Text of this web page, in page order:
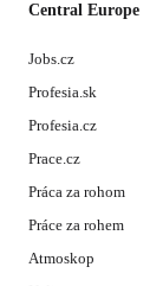
Central Europe
Jobs.cz
Profesia.sk
Profesia.cz
Prace.cz
Práca za rohom
Práce za rohem
Atmoskop